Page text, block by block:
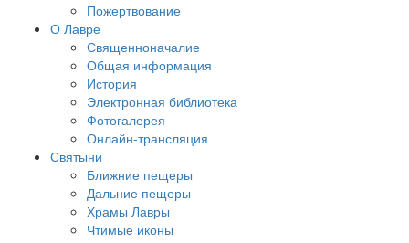
Пожертвование
О Лавре
Священноначалие
Общая информация
История
Электронная библиотека
Фотогалерея
Онлайн-трансляция
Святыни
Ближние пещеры
Дальние пещеры
Храмы Лавры
Чтимые иконы